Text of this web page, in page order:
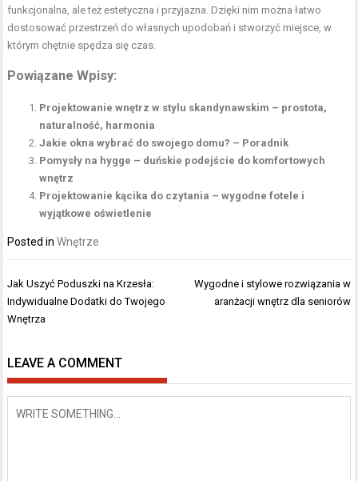
funkcjonalna, ale też estetyczna i przyjazna. Dzięki nim można łatwo
dostosować przestrzeń do własnych upodobań i stworzyć miejsce, w
którym chętnie spędza się czas.
Powiązane Wpisy:
Projektowanie wnętrz w stylu skandynawskim – prostota,
naturalność, harmonia
Jakie okna wybrać do swojego domu? – Poradnik
Pomysły na hygge – duńskie podejście do komfortowych
wnętrz
Projektowanie kącika do czytania – wygodne fotele i
wyjątkowe oświetlenie
Posted inWnętrze
Nawigacja
wpisu
Jak Uszyć Poduszki na Krzesła:
Indywidualne Dodatki do Twojego
Wnętrza
Wygodne i stylowe rozwiązania w
aranżacji wnętrz dla seniorów
LEAVE A COMMENT